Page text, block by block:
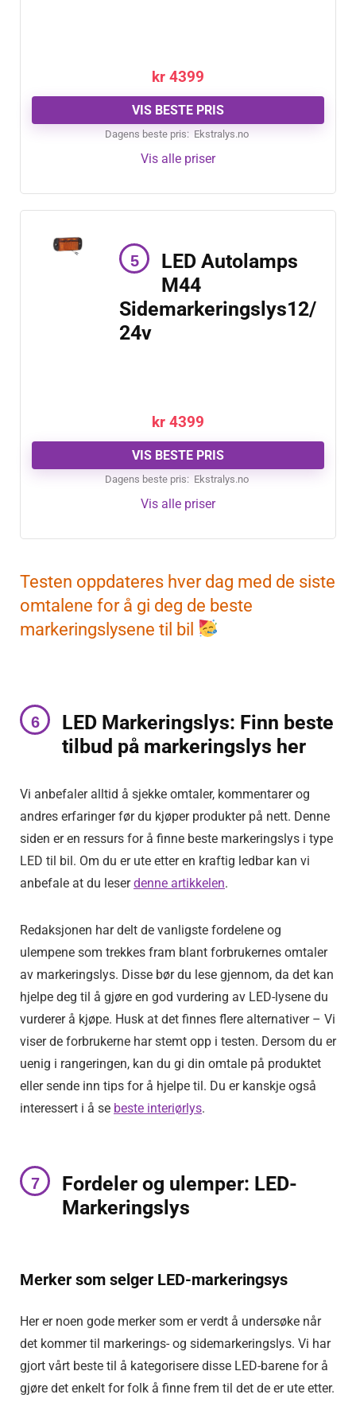
kr 4399
VIS BESTE PRIS
Dagens beste pris: ekstralys.no
Vis alle priser
LED Autolamps
M44
Sidemarkeringslys12/
24v
kr 4399
VIS BESTE PRIS
Dagens beste pris: ekstralys.no
Vis alle priser
Testen oppdateres hver dag med de siste
omtalene for å gi deg de beste
markeringslysene til bil
LED Markeringslys: Finn beste
tilbud på markeringslys her
Vi anbefaler alltid å sjekke omtaler, kommentarer og
andres erfaringer før du kjøper produkter på nett. Denne
siden er en ressurs for å finne beste markeringslys i type
LED til bil. Om du er ute etter en kraftig ledbar kan vi
anbefale at du leserdenne artikkelen.
Redaksjonen har delt de vanligste fordelene og
ulempene som trekkes fram blant forbrukernes omtaler
av markeringslys. Disse bør du lese gjennom, da det kan
hjelpe deg til å gjøre en god vurdering av LED-lysene du
vurderer å kjøpe. Husk at det finnes flere alternativer – Vi
viser de forbrukerne har stemt opp i testen. Dersom du er
uenig i rangeringen, kan du gi din omtale på produktet
eller sende inn tips for å hjelpe til. Du er kanskje også
interessert i å se beste interiørlys.
Fordeler og ulemper: LED-
Markeringslys
Merker som selger LED-markeringsys
Her er noen gode merker som er verdt å undersøke når
det kommer til markerings- og sidemarkeringslys. Vi har
gjort vårt beste til å kategorisere disse LED-barene for å
gjøre det enkelt for folk å finne frem til det de er ute etter.